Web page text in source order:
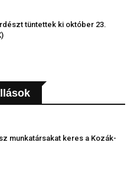
tüntettek ki október 23.
munkatársakat keres a Kozák-